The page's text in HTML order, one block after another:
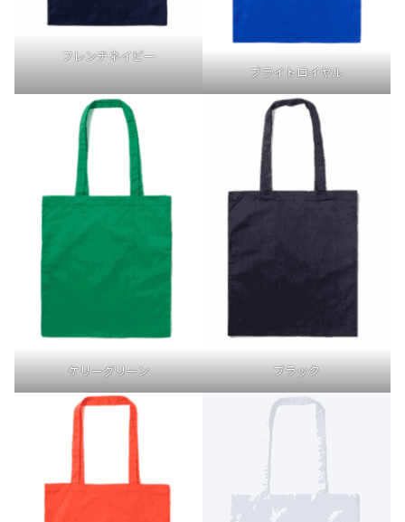
フレンチネイビー
ブライトロイヤル
ケリーグリーン ブラック